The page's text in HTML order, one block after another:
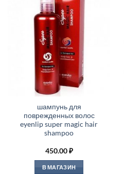
шампунь для
поврежденных волос
eyenlip super magic hair
shampoo
450.00₽
В МАГАЗИН